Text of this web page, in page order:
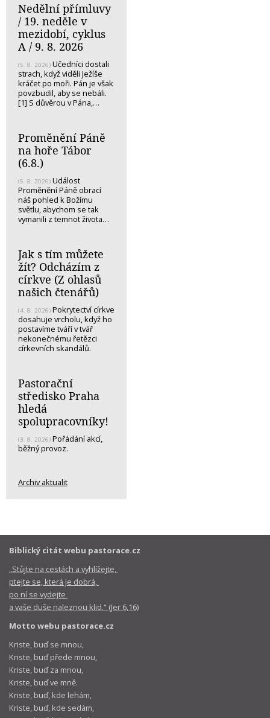
Nedělní přímluvy
/ 19. neděle v
mezidobí, cyklus
A / 9. 8. 2026
(5. 8. 2026) Učedníci dostali
strach, když viděli Ježíše
kráčet po moři. Pán je však
povzbudil, aby se nebáli.
[1] S důvěrou v Pána,…
Proměnění Páně
na hoře Tábor
(6.8.)
(5. 8. 2026) Událost
Proměnění Páně obrací
náš pohled k Božímu
světlu, abychom se tak
vymanili z temnot života…
Jak s tím můžete
žít? Odcházím z
církve (Z ohlasů
našich čtenářů)
(4. 8. 2026) Pokrytectví církve
dosahuje vrcholu, když ho
postavíme tváří v tvář
nekonečnému řetězci
církevních skandálů.
Pastorační
středisko Praha
hledá
spolupracovníky!
(3. 8. 2026) Pořádání akcí,
běžný provoz.
Archiv aktualit
Biblický citát webu pastorace.cz
„Stůjte na cestách a vyhlížejte,
ptejte se, která je dobrá,
po ní se vydejte
a vaše duše naleznou klid.“ (Jer 6,16)
Motto webu pastorace.cz
Kriste, buď se mnou,
Kriste, buď přede mnou,
Kriste, buď za mnou,
Kriste, buď ve mně.
Kriste, buď, kde lehám,
Kriste, buď, kde sedám,